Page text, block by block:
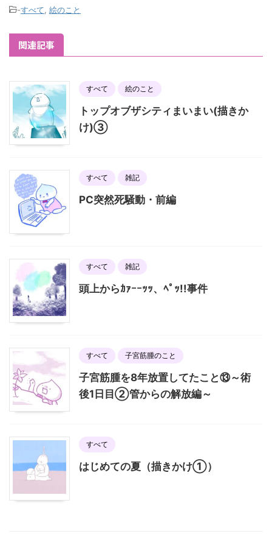
-すべて 絵のこと
関連記事
すべて 絵のこと
トップオブザシティまいまい(描きか
け)③
すべて 雑記
PC突然死騒動・前編
すべて 雑記
頭上からｶｧｰｰｯｯ、ﾍﾟｯ!!事件
すべて 子宮筋腫のこと
子宮筋腫を8年放置してたこと⑬～術
後1日目②管からの解放編～
すべて
はじめての夏（描きかけ①）